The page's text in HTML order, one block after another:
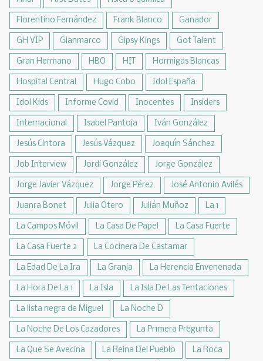
Florentino Fernández Frank Blanco Ganador
GH VIP Gianmarco Gipsy Kings Got Talent
Gran Hermano HBO HIT Hormigas Blancas
Hospital Central Hugo Cobo Idol España
Idol Kids Informe Covid Inocentes Insiders
Internacional Isabel Pantoja Iván González
Jesús Cintora Jesús Vázquez Joaquín Sánchez
Job Interview Jordi González Jorge González
Jorge Javier Vázquez Jorge Pérez José Antonio Avilés
Juanra Bonet Julia Otero Julián Muñoz La 1
La Campos Móvil La Casa De Papel La Casa Fuerte
La Casa Fuerte 2 La Cocinera De Castamar
La Edad De La Ira La Granja La Herencia Envenenada
La Hora De La 1 La Isla La Isla De Las Tentaciones
La lista negra de Miguel La Noche D
La Noche De Los Cazadores La Pr1mera Pregunta
La Que Se Avecina La Reina Del Pueblo La Roca